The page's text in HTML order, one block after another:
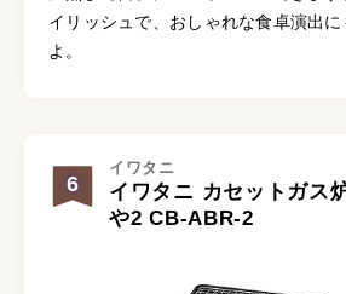
イリッシュで、おしゃれな食卓演出
よ。
6
イワタニ
イワタニ カセットガス
や2 CB-ABR-2